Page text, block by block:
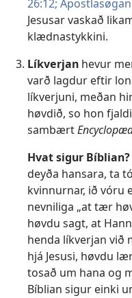
26:12;
Jesusar vaskað
klædnastykkini.
Líkverjan hevur
varð lagdur eftir
líkverjuni, meðan
høvdið, so hon
sambært
Hvat sigur Bíblian?
deyða hansara, ta
kvinnurnar, ið vóru
nevniliga „at tær
høvdu sagt, at
henda líkverjan við
hjá Jesusi, høvdu
tosað um hana og
Bíblian sigur einki